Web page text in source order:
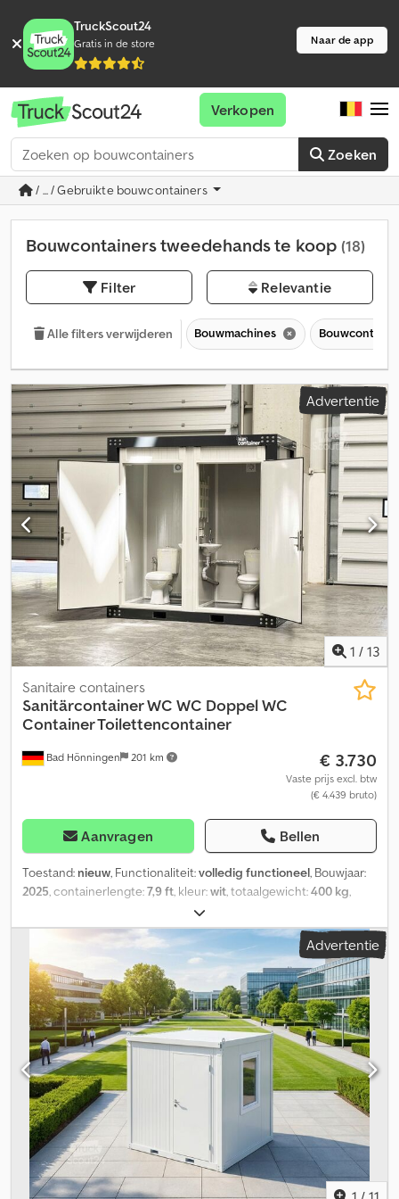
TruckScout24
Gratis in de store Naar de app
Zoeken
Verkopen
/ ... / Gebruikte bouwcontainers
Bouwcontainers tweedehands te koop (18)
Filter Relevantie
Alle filters verwijderen Bouwmachines
Advertentie
1 / 13
Bad Hönningen 201 km
Sanitaire containers
Sanitärcontainer WC WC Doppel WC
Container Toilettencontainer
€ 3.730
Vaste prijs excl. btw
(€ 4.439 bruto)
Aanvragen Bellen
Toestand: nieuw, Functionaliteit:volledig functioneel, Bouwjaar:
2025, containerlengte:7,9 ft, kleur:wit, totaalgewicht:400 kg,
, leeggewicht:
laadruimtebreedte:1.200 mm, laadruimte lengte:2.400 mm,
2.500 mm , Uitrusting:badkamer, douche,
Sanitaircontainer | WC-container | Douchecontainer |
Toilettencontainer | Dubbele WC-container | 120cmx240cm |
Model WC-WC | Dubbele WC-container | Hoogwaardige en
flexibele oplossing Beschikbare producten kunnen in ons
magazijn bezichtigd en direct afgehaald worden. Onze kantoor-,
woon- en sanitaircontainers bieden een uitstekende oplossing
voor uiteenlopende toepassingen. Ze onderscheiden zich door
uitmuntende kwaliteit, maximale flexibiliteit en korte levertijden.
Technische details: Afmetingen: • Lengte: 240 cm • Breedte: 120
cm • Hoogte: 250 cm • Gewicht: 400 kg Dsdpfxowpb E Ts Anpokr
Isolatie: • Plafond/wand: 5 cm PUR (polyurethaan) • Optioneel: 10
cm isolatie met PUR, PIR of steenwol mogelijk • Vloer: 16 mm
vezelcementplaat + naadloze epoxyvloercoating in RAL 7015 •
Advertentie